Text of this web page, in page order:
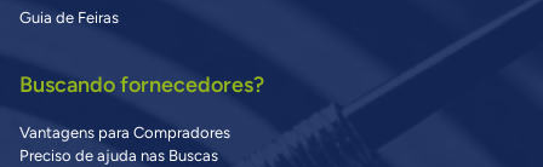
Guia de Feiras
Buscando fornecedores?
Vantagens para Compradores
Preciso de ajuda nas Buscas